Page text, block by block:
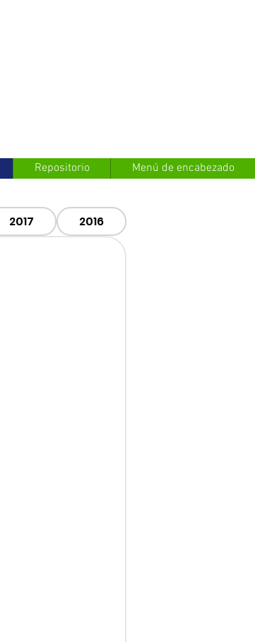
Repositorio Menú de encabezado
2016
2017